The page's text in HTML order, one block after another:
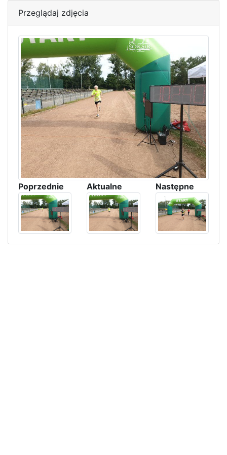
Przeglądaj zdjęcia
Poprzednie Aktualne Następne